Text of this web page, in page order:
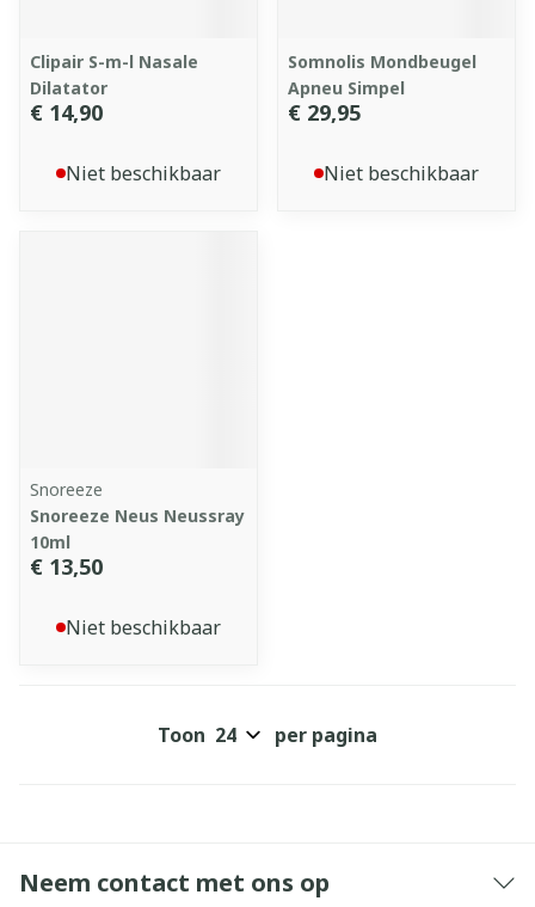
Clipair S-m-l Nasale
Dilatator
€ 14,90
Niet beschikbaar
Somnolis Mondbeugel
Apneu Simpel
€ 29,95
Niet beschikbaar
Snoreeze
Snoreeze Neus Neussray
10ml
€ 13,50
Niet beschikbaar
Toon per pagina
Neem contact met ons op